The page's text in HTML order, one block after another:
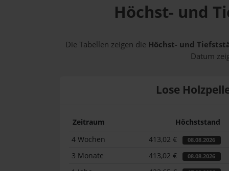
Höchst- und
Die Tabellen zeigen die Höchst- und
Datum
Lose
Zeitraum Höchststand
4 Wochen
413,02 € 08.08.2026
3 Monate 413,02 € 08.08.2026